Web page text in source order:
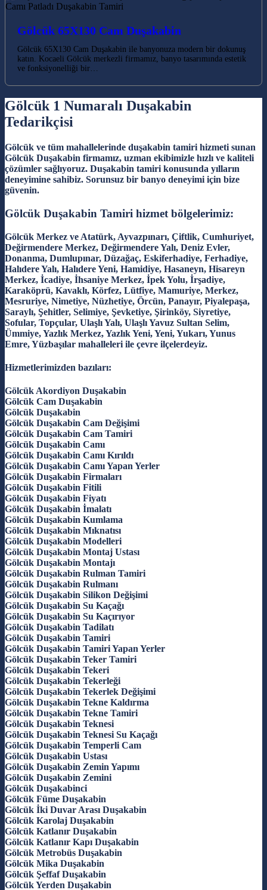
Gölcük 65X130 Cam Duşakabin
Gölcük 65X130 Cam Duşakabin ile banyonuza modern bir dokunuş
katın. Kocaeli Gölcük merkezli firmamız, banyo tasarımında estetik
ve fonksiyonelliği bir…
Gölcük 1 Numaralı Duşakabin
Tedarikçisi
Gölcük ve tüm mahallelerinde duşakabin tamiri hizmeti sunan
Gölcük Duşakabin firmamız, uzman ekibimizle hızlı ve kaliteli
çözümler sağlıyoruz. Duşakabin tamiri konusunda yılların
deneyimine sahibiz. Sorunsuz bir banyo deneyimi için bize
güvenin.
Gölcük Duşakabin Tamiri hizmet bölgelerimiz:
Gölcük Merkez ve Atatürk, Ayvazpınarı, Çiftlik, Cumhuriyet,
Değirmendere Merkez, Değirmendere Yalı, Deniz Evler,
Donanma, Dumlupınar, Düzağaç, Eskiferhadiye, Ferhadiye,
Halıdere Yalı, Halıdere Yeni, Hamidiye, Hasaneyn, Hisareyn
Merkez, İcadiye, İhsaniye Merkez, İpek Yolu, İrşadiye,
Karaköprü, Kavaklı, Körfez, Lütfiye, Mamuriye, Merkez,
Mesruriye, Nimetiye, Nüzhetiye, Örcün, Panayır, Piyalepaşa,
Saraylı, Şehitler, Selimiye, Şevketiye, Şirinköy, Siyretiye,
Sofular, Topçular, Ulaşlı Yalı, Ulaşlı Yavuz Sultan Selim,
Ümmiye, Yazlık Merkez, Yazlık Yeni, Yeni, Yukarı, Yunus
Emre, Yüzbaşılar mahalleleri ile çevre ilçelerdeyiz.
Hizmetlerimizden bazıları:
Gölcük Akordiyon Duşakabin
Gölcük Cam Duşakabin
Gölcük Duşakabin
Gölcük Duşakabin Cam Değişimi
Gölcük Duşakabin Cam Tamiri
Gölcük Duşakabin Camı
Gölcük Duşakabin Camı Kırıldı
Gölcük Duşakabin Camı Yapan Yerler
Gölcük Duşakabin Firmaları
Gölcük Duşakabin Fitili
Gölcük Duşakabin Fiyatı
Gölcük Duşakabin İmalatı
Gölcük Duşakabin Kumlama
Gölcük Duşakabin Mıknatısı
Gölcük Duşakabin Modelleri
Gölcük Duşakabin Montaj Ustası
Gölcük Duşakabin Montajı
Gölcük Duşakabin Rulman Tamiri
Gölcük Duşakabin Rulmanı
Gölcük Duşakabin Silikon Değişimi
Gölcük Duşakabin Su Kaçağı
Gölcük Duşakabin Su Kaçırıyor
Gölcük Duşakabin Tadilatı
Gölcük Duşakabin Tamiri
Gölcük Duşakabin Tamiri Yapan Yerler
Gölcük Duşakabin Teker Tamiri
Gölcük Duşakabin Tekeri
Gölcük Duşakabin Tekerleği
Gölcük Duşakabin Tekerlek Değişimi
Gölcük Duşakabin Tekne Kaldırma
Gölcük Duşakabin Tekne Tamiri
Gölcük Duşakabin Teknesi
Gölcük Duşakabin Teknesi Su Kaçağı
Gölcük Duşakabin Temperli Cam
Gölcük Duşakabin Ustası
Gölcük Duşakabin Zemin Yapımı
Gölcük Duşakabin Zemini
Gölcük Duşakabinci
Gölcük Füme Duşakabin
Gölcük İki Duvar Arası Duşakabin
Gölcük Karolaj Duşakabin
Gölcük Katlanır Duşakabin
Gölcük Katlanır Kapı Duşakabin
Gölcük Metrobüs Duşakabin
Gölcük Mika Duşakabin
Gölcük Şeffaf Duşakabin
Gölcük Yerden Duşakabin